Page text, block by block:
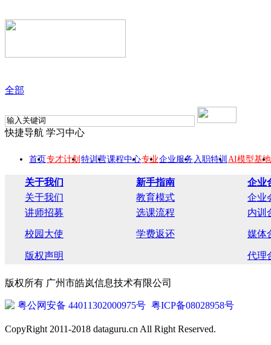
全部
快捷导航 学习中心
首页专才计划 特训营课程中心专业企业服务 入职特训 AI模型基地
关于我们 新手指南
企业
关于我们
教育模式
企业
讲师招募
选课流程 内训
校园大使 学费返还 媒体
版权声明 代理
版权所有 广州市皓岚信息技术有限公司
粤公网安备 44011302000975号 粤ICP备08028958号
CopyRight 2011-2018 dataguru.cn All Right Reserved.